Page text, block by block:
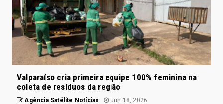
Valparaíso cria primeira equipe 100% feminina na
coleta de resíduos da região
Agência Satélite Notícias Jun 18, 2026